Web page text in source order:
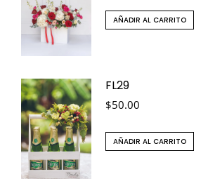
AÑADIR AL CARRITO
FL29
$50.00
AÑADIR AL CARRITO